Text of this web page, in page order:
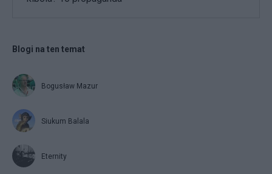
Blogi na ten temat
Bogusław Mazur
Siukum Balala
Eternity